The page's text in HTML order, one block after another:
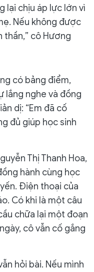
lại chịu áp lực lớn vì
Nếu không được
thần,” cô Hương
có bảng điểm,
lắng nghe và đồng
dị: “Em đã cố
đủ giúp học sinh
Thị Thanh Hoa,
hành cùng học
Điện thoại của
Có khi là một câu
chữa lại một đoạn
cô vẫn cố gắng
hỏi bài. Nếu mình